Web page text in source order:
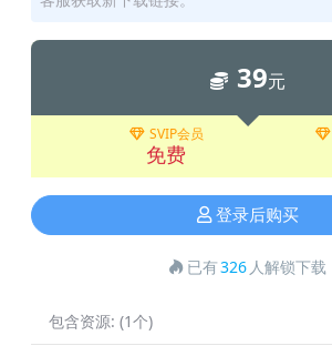
39元
SVIP会员
免费
登录后购买
已有326 人解锁下载
包含资源: (1个)